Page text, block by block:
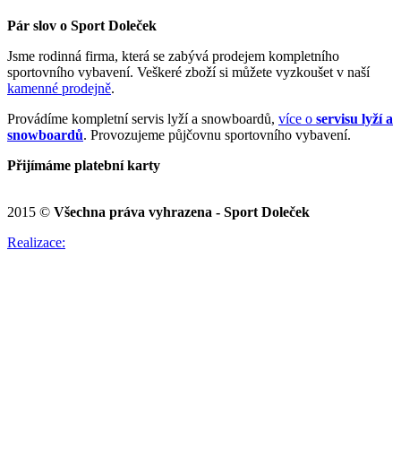
Pár slov o Sport Doleček
Jsme rodinná firma, která se zabývá prodejem kompletního
sportovního vybavení. Veškeré zboží si můžete vyzkoušet v naší
kamenné prodejně.
Provádíme kompletní servis lyží a snowboardů, více o servisu lyží a
snowboardů. Provozujeme půjčovnu sportovního vybavení.
Přijímáme platební karty
2015 © Všechna práva vyhrazena - Sport Doleček
Realizace: